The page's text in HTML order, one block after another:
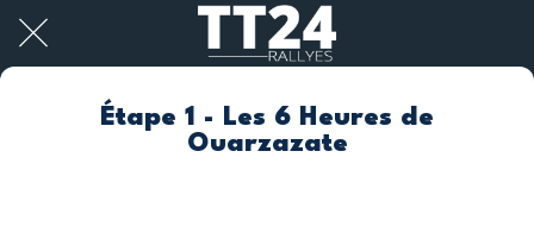
Étape 1 - Les 6 Heures de
Ouarzazate